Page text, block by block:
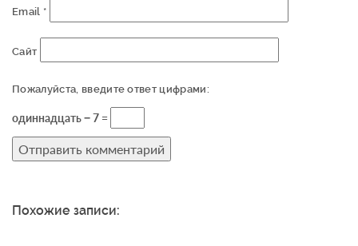
Email *
Сайт
Пожалуйста, введите ответ цифрами:
одиннадцать − 7 =
Похожие записи: